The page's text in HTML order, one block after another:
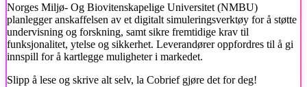
Norges Miljø- Og Biovitenskapelige Universitet (NMBU)
planlegger anskaffelsen av et digitalt simuleringsverktøy for å støtte
undervisning og forskning, samt sikre fremtidige krav til
funksjonalitet, ytelse og sikkerhet. Leverandører oppfordres til å gi
innspill for å kartlegge muligheter i markedet.
Slipp å lese og skrive alt selv, la Cobrief gjøre det for deg!